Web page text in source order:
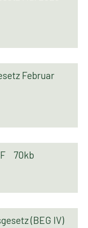
Februar
70kb
(BEG IV)